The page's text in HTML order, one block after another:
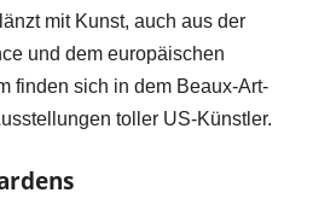
mit Kunst, auch aus der
und dem europäischen
finden sich in dem Beaux-Art-
toller US-Künstler.